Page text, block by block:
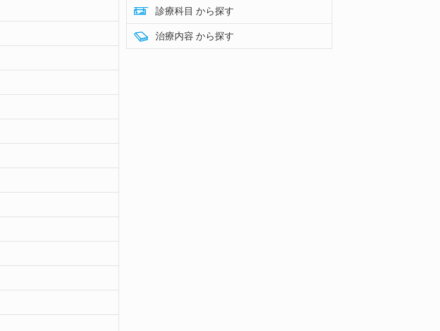
診療科目 から探す
治療内容 から探す